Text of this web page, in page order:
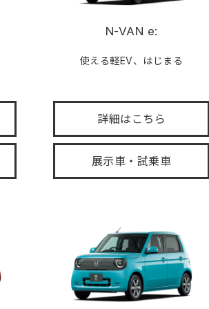
N-VAN e:
使える軽EV、はじまる
詳細はこちら
展示車・試乗車